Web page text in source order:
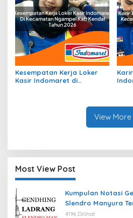
Kesempatan Kerja Loker
Kasir Indomaret di
View More
Most View Post
Kumpulan Notasi
Slendro Manyura
4196 Dilihat